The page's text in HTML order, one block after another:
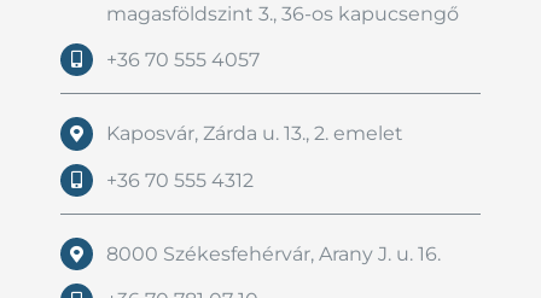
magasföldszint 3., 36-os kapucsengő
+36 70 555 4057
Kaposvár, Zárda u. 13., 2. emelet
+36 70 555 4312
8000 Székesfehérvár, Arany J. u. 16.